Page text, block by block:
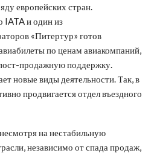
европейских стран.
IATA и один из
«Питертур» готов
по ценам авиакомпаний,
продажную поддержку.
новые виды деятельности. Так, в
продвигается отдел въездного
на нестабильную
независимо от спада продаж,